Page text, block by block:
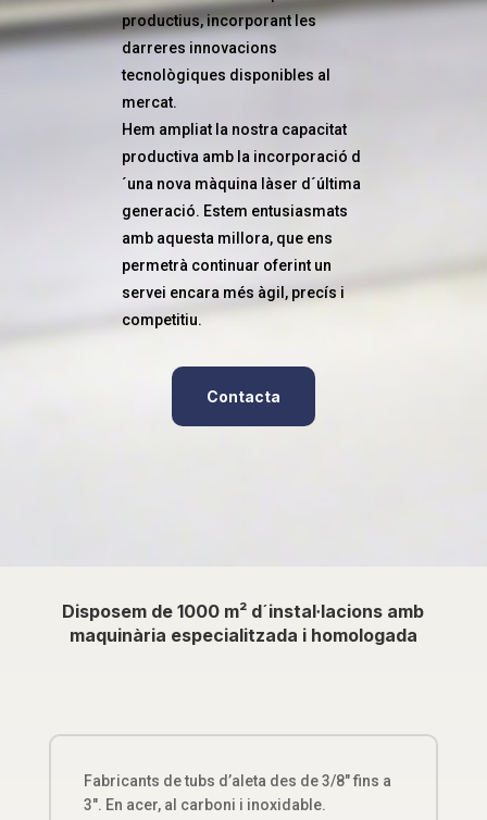
productius, incorporant les
darreres innovacions
tecnològiques disponibles al
mercat.
Hem ampliat la nostra capacitat
productiva amb la incorporació d
´una nova màquina làser d´última
generació. Estem entusiasmats
amb aquesta millora, que ens
permetrà continuar oferint un
servei encara més àgil, precís i
competitiu.
Contacta
Disposem de 1000 m² d´instal·lacions amb
maquinària especialitzada i homologada
Fabricants de tubs d’aleta des de 3/8″ fins a
3″. En acer, al carboni i inoxidable.